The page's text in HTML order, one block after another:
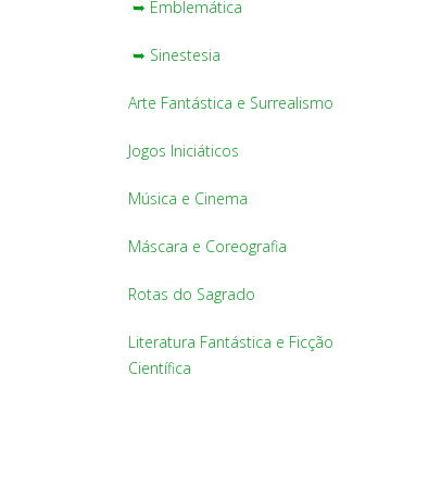
➥ Emblemática
➥ Sinestesia
Arte Fantástica e Surrealismo
Jogos Iniciáticos
Música e Cinema
Máscara e Coreografia
Rotas do Sagrado
Literatura Fantástica e Ficção
Científica